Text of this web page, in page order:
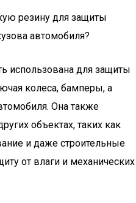
резину для защиты
автомобиля?
использована для защиты
колеса, бамперы, а
Она также
объектах, таких как
и даже строительные
от влаги и механических